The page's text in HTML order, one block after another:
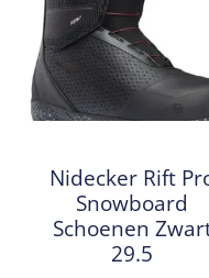
Nidecker Rift
Snowboard
Schoenen
29.5